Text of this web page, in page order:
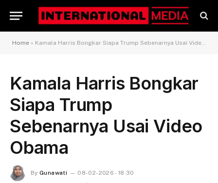
Home » Kamala Harris Bongkar Siapa Trump Sebenarnya Usai Video Obama
Kamala Harris Bongkar
Siapa Trump
Sebenarnya Usai Video
Obama
By Gunawati
08-02-2026 - 18.30